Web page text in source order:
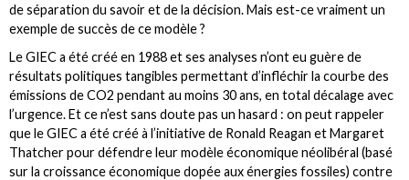
de séparation du savoir et de la décision. Mais est-ce vraiment un
exemple de succès de ce modèle ?
Le GIEC a été créé en 1988 et ses analyses n’ont eu guère de
résultats politiques tangibles permettant d’infléchir la courbe des
émissions de CO2 pendant au moins 30 ans, en total décalage avec
l’urgence. Et ce n’est sans doute pas un hasard : on peut rappeler
que le GIEC a été créé à l’initiative de Ronald Reagan et Margaret
Thatcher pour défendre leur modèle économique néolibéral (basé
sur la croissance économique dopée aux énergies fossiles) contre